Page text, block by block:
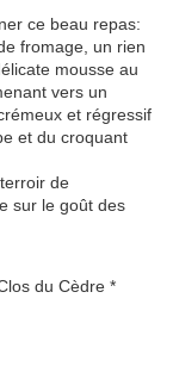
ce beau repas:
fromage, un rien
mousse au
vers un
et régressif
et du croquant
de
sur le goût des